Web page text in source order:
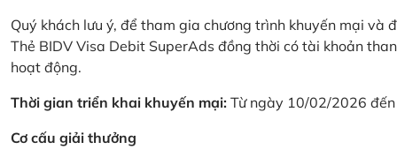
Quý khách lưu ý, để tham gia chương trình khuyến mại và
Thẻ BIDV Visa Debit SuperAds đồng thời có tài khoản
hoạt động.
Thời gian triển khai khuyến mại: Từ ngày 10/02/2026
Cơ cấu giải thưởng